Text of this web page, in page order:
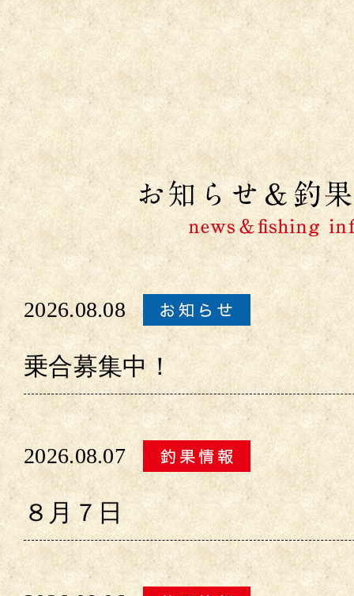
2026.08.08
乗合募集中！
2026.08.07
８月７日